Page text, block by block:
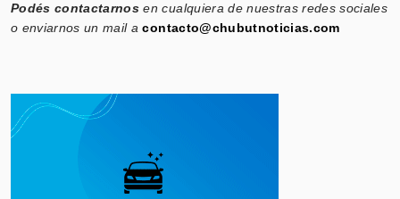
Podés contactarnos en cualquiera de nuestras redes sociales
o enviarnos un mail acontacto@chubutnoticias.com